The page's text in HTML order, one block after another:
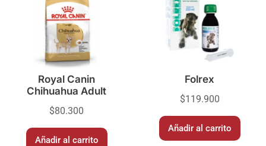
Royal Canin
Chihuahua Adult
$80.300
Añadir al carrito
Folrex
$119.900
Añadir al carrito